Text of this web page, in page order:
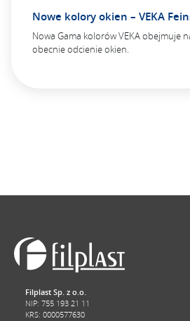
Nowe kolory okien – VEKA
Nowa Gama kolorów VEKA obejmuje
obecnie odcienie okien.
Filplast Sp. z o.o.
NIP: 755 193 21 11
KRS: 0000577630